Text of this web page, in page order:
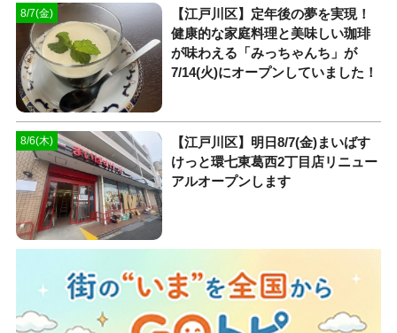
8/7(金)
【江戸川区】定年後の夢を実現！
健康的な家庭料理と美味しい珈琲
が味わえる「みっちゃんち」が
7/14(火)にオープンしていました！
8/6(木)
【江戸川区】明日8/7(金)まいばす
けっと環七東葛西2丁目店リニュー
アルオープンします